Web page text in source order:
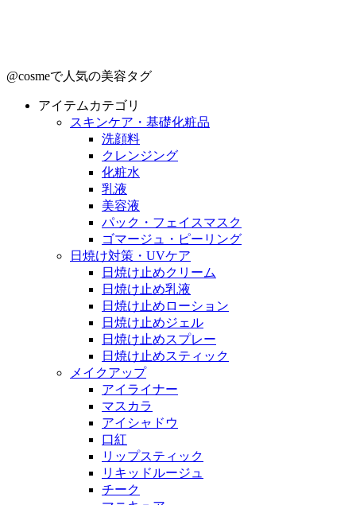
@cosmeで人気の美容タグ
アイテムカテゴリ
スキンケア・基礎化粧品
洗顔料
クレンジング
化粧水
乳液
美容液
パック・フェイスマスク
ゴマージュ・ピーリング
日焼け対策・UVケア
日焼け止めクリーム
日焼け止め乳液
日焼け止めローション
日焼け止めジェル
日焼け止めスプレー
日焼け止めスティック
メイクアップ
アイライナー
マスカラ
アイシャドウ
口紅
リップスティック
リキッドルージュ
チーク